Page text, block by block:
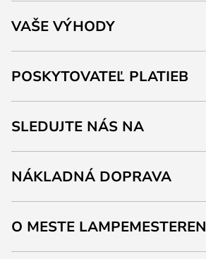
VAŠE VÝHODY
POSKYTOVATEĽ PLATIEB
SLEDUJTE NÁS NA
NÁKLADNÁ DOPRAVA
O MESTE LAMPEMESTEREN